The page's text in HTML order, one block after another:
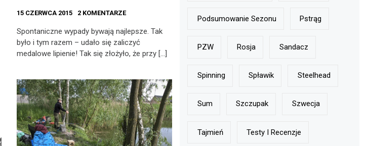
15 CZERWCA 2015 2 KOMENTARZE
Spontaniczne wypady bywają najlepsze. Tak
było i tym razem – udało się zaliczyć
medalowe lipienie! Tak się złożyło, że przy […]
Podsumowanie Sezonu Pstrąg
PZW Rosja Sandacz
Spinning Spławik Steelhead
Sum Szczupak Szwecja
Tajmień Testy I Recenzje